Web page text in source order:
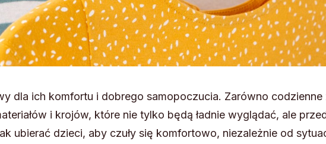
dla ich komfortu i dobrego samopoczucia. Zarówno
i krojów, które nie tylko będą ładnie wyglądać, ale
ubierać dzieci, aby czuły się komfortowo, niezależnie od